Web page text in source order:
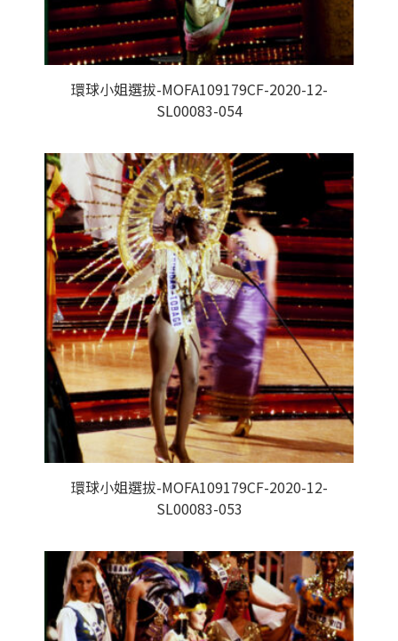
環球小姐選拔-MOFA109179CF-2020-12-
SL00083-054
環球小姐選拔-MOFA109179CF-2020-12-
SL00083-053